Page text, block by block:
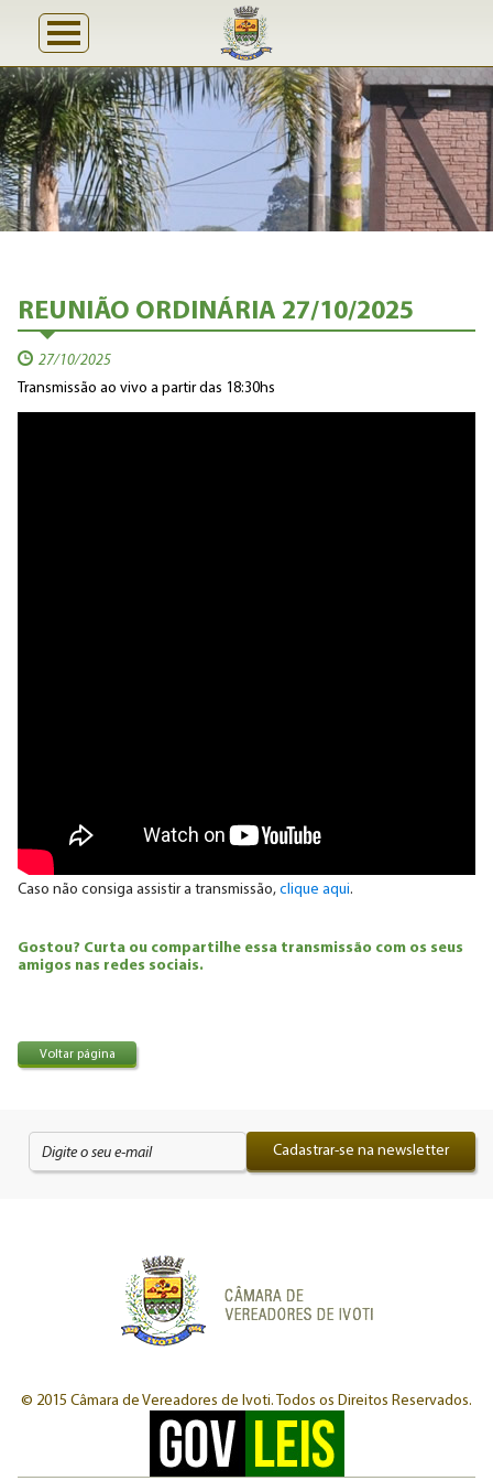
REUNIÃO ORDINÁRIA 27/10/2025
27/10/2025
Transmissão ao vivo a partir das 18:30hs
Caso não consiga assistir a transmissão, clique aqui.
Gostou? Curta ou compartilhe essa transmissão com os seus
amigos nas redes sociais.
Voltar página
Cadastrar-se na newsletter
© 2015 Câmara de Vereadores de Ivoti. Todos os Direitos Reservados.